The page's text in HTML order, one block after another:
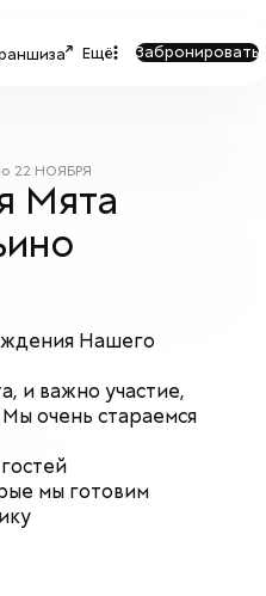
Ещё Забронировать
22 НОЯБРЯ
Мята
Нашего
и важно участие,
Мы очень стараемся
мы готовим